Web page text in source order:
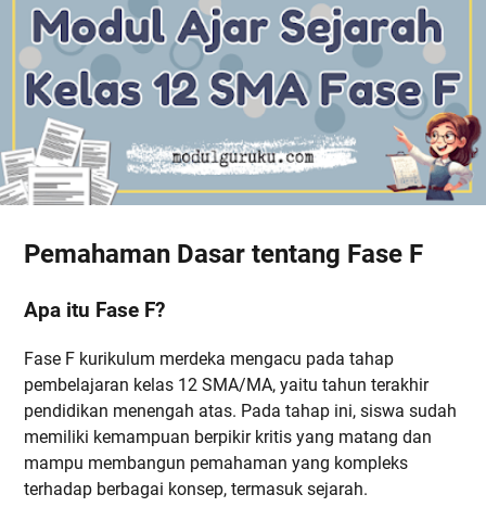
Pemahaman Dasar tentang Fase F
Apa itu Fase F?
Fase F kurikulum merdeka mengacu pada tahap
pembelajaran kelas 12 SMA/MA, yaitu tahun terakhir
pendidikan menengah atas. Pada tahap ini, siswa sudah
memiliki kemampuan berpikir kritis yang matang dan
mampu membangun pemahaman yang kompleks
terhadap berbagai konsep, termasuk sejarah.